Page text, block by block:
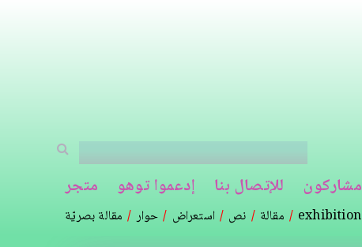
مشاركون للإتصال بنا إدعموا توهو متجر
مقالة بصريّة حوار استعراض نص مقالة exhibition